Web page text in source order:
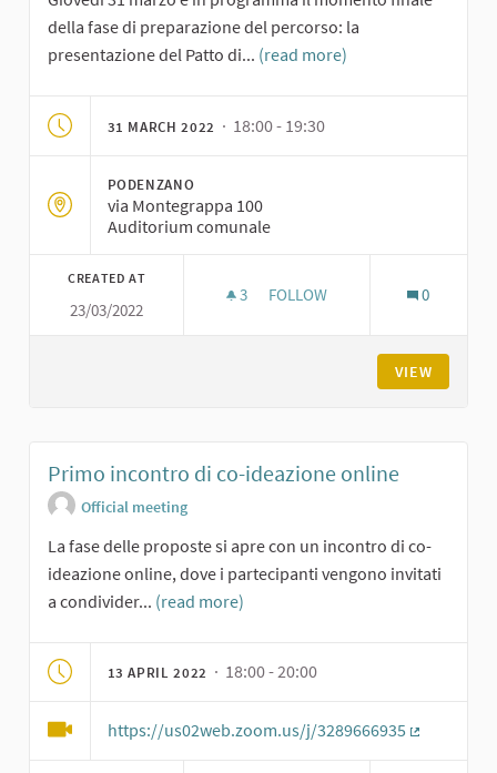
della fase di preparazione del percorso: la
presentazione del Patto di... (read more)
31 MARCH 2022 · 18:00 - 19:30
PODENZANO
via Montegrappa 100
Auditorium comunale
CREATED AT
23/03/2022
3 3 FOLLOWERS
FOLLOW 0
VIEW
Primo incontro di co-ideazione online
Official meeting
La fase delle proposte si apre con un incontro di co-
ideazione online, dove i partecipanti vengono invitati
a condivider... (read more)
13 APRIL 2022 · 18:00 - 20:00
https://us02web.zoom.us/j/3289666935